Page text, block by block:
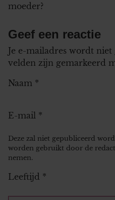
moeder?
Geef een reactie
Je e-mailadres wordt niet
velden zijn gemarkeerd
Naam *
E-mail *
Deze zal niet gepubliceerd
worden gebruikt door de
nemen.
Leeftijd *